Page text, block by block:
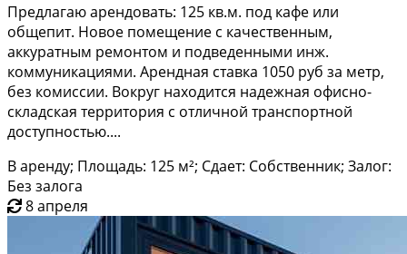
Предлагаю арендовать: 125 кв.м. под кафе или
общепит. Новое помещение с качественным,
аккуратным ремонтом и подведенными инж.
коммуникациями. Арендная ставка 1050 руб за метр,
без комиссии. Вокруг находится надежная офисно-
складская территория с отличной транспортной
доступностью....
В аренду; Площадь: 125 м²; Сдает: Собственник; Залог:
Без залога
8 апреля